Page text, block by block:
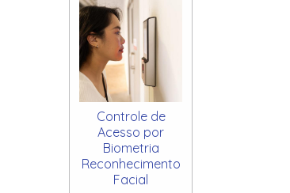
Controle de
Acesso por
Biometria
Reconhecimento
Facial